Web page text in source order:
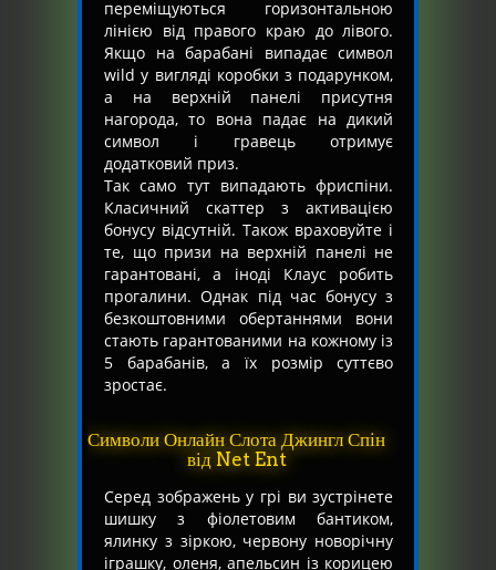
переміщуються горизонтальною
лінією від правого краю до лівого.
Якщо на барабані випадає символ
wild у вигляді коробки з подарунком,
а на верхній панелі присутня
нагорода, то вона падає на дикий
символ і гравець отримує
додатковий приз.
Так само тут випадають фриспіни.
Класичний скаттер з активацією
бонусу відсутній. Також враховуйте і
те, що призи на верхній панелі не
гарантовані, а іноді Клаус робить
прогалини. Однак під час бонусу з
безкоштовними обертаннями вони
стають гарантованими на кожному із
5 барабанів, а їх розмір суттєво
зростає.
Символи Онлайн Слота Джингл Спін
від Net Ent
Серед зображень у грі ви зустрінете
шишку з фіолетовим бантиком,
ялинку з зіркою, червону новорічну
іграшку, оленя, апельсин із корицею